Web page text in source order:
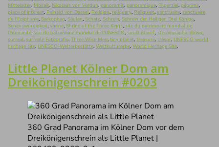
Mittelalter, Mosaik, Nikolaus von Verdun, panoramic, panoramique, Pilgerziel, pilgrims,
place of interest, Rainald von Dassel, Religion, reliquary, Reliquien, sanctuaire, sanctuaire
de l'Epiphanie, Sarkophag, Säulen, Schatz, Schrein, Schrein der Heiligen Drei Könige,
Sehenswürdigkeit, shrine, Shrine of the Three Kings, site du patrimoine mondial de
l'humanité, site du patrimoine mondial de l'UNESCO, small planet, stereographic down,
surreal, surreale Fotografie, Three Wise Men, tiny planet, treasure, trésor, UNESCO world
heritage site, UNESCO-Welterbestätte, Weltkulturerbe, World Heritage Site.
Little Planet Kölner Dom am
Dreikönigenschrein #0203
360 Grad Panorama im Kölner Dom vor dem
Dreikönigenschrein als Little Planet |